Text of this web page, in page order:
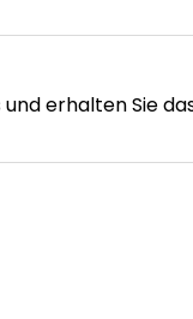
und erhalten Sie